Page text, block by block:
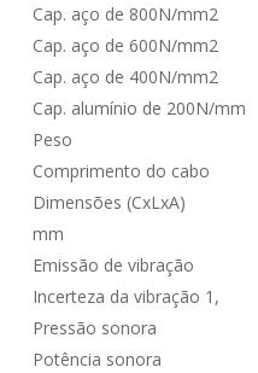
Cap. aço de
Cap. aço de
Cap. aço de
Cap. alumínio de
Peso
Comprimento
Dimensões
mm
Emissão de
Incerteza da
Pressão
Potência